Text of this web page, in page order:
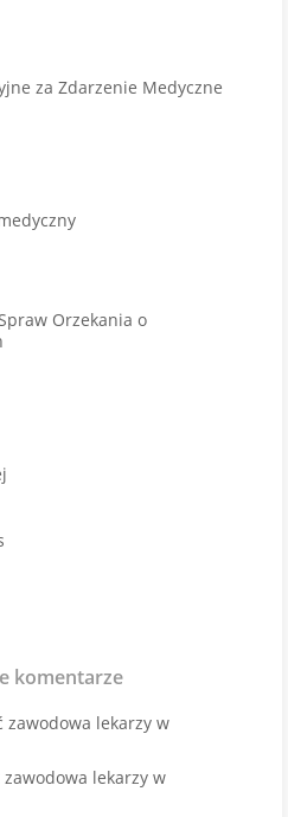
za Zdarzenie Medyczne
Orzekania o
komentarze
zawodowa lekarzy w
lekarzy w